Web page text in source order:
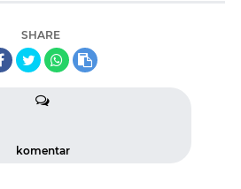
SHARE
komentar